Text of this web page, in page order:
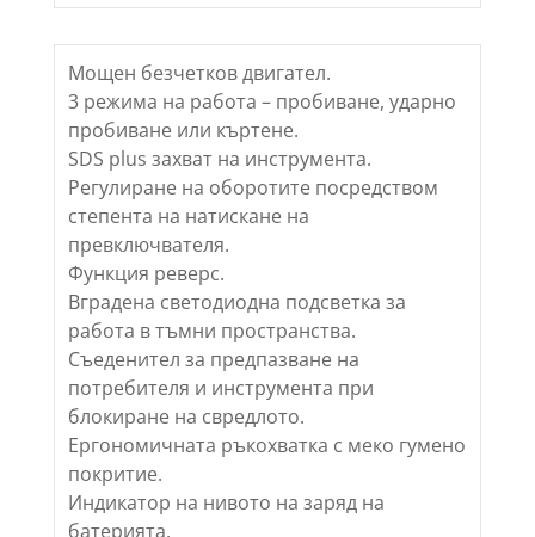
Мощен безчетков двигател.
3 режима на работа – пробиване, ударно
пробиване или къртене.
SDS plus захват на инструмента.
Регулиране на оборотите посредством
степента на натискане на
превключвателя.
Функция реверс.
Вградена светодиодна подсветка за
работа в тъмни пространства.
Съеденител за предпазване на
потребителя и инструмента при
блокиране на свредлото.
Ергономичната ръкохватка с меко гумено
покритие.
Индикатор на нивото на заряд на
батерията.